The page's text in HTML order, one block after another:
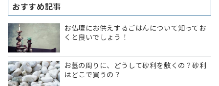
おすすめ記事
お仏壇にお供えするごはんについて知ってお
くと良いでしょう！
お墓の周りに、どうして砂利を敷くの？砂利
はどこで買うの？